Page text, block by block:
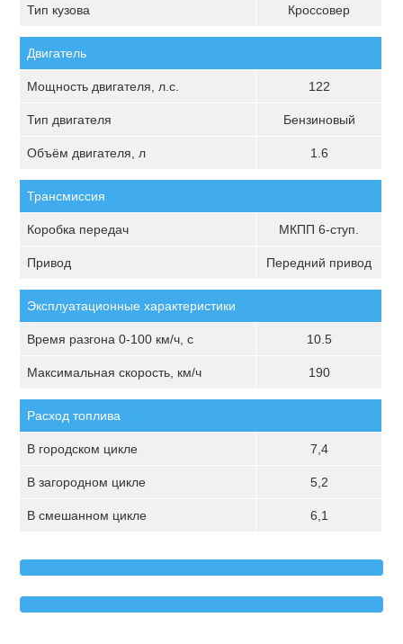
Тип кузова Кроссовер
Двигатель
Мощность двигателя, л.с. 122
Тип двигателя Бензиновый
Объём двигателя, л 1.6
Трансмиссия
Коробка передач МКПП 6-ступ.
Привод Передний привод
Эксплуатационные характеристики
Время разгона 0-100 км/ч, с 10.5
Максимальная скорость, км/ч 190
Расход топлива
В городском цикле 7,4
В загородном цикле 5,2
В смешанном цикле 6,1